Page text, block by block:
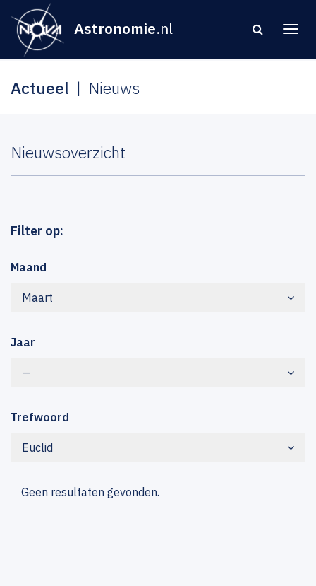
Astronomie.nl
Actueel Nieuws
Nieuwsoverzicht
Filter op:
Maand
Maart
Jaar
—
Trefwoord
Euclid
Geen resultaten gevonden.